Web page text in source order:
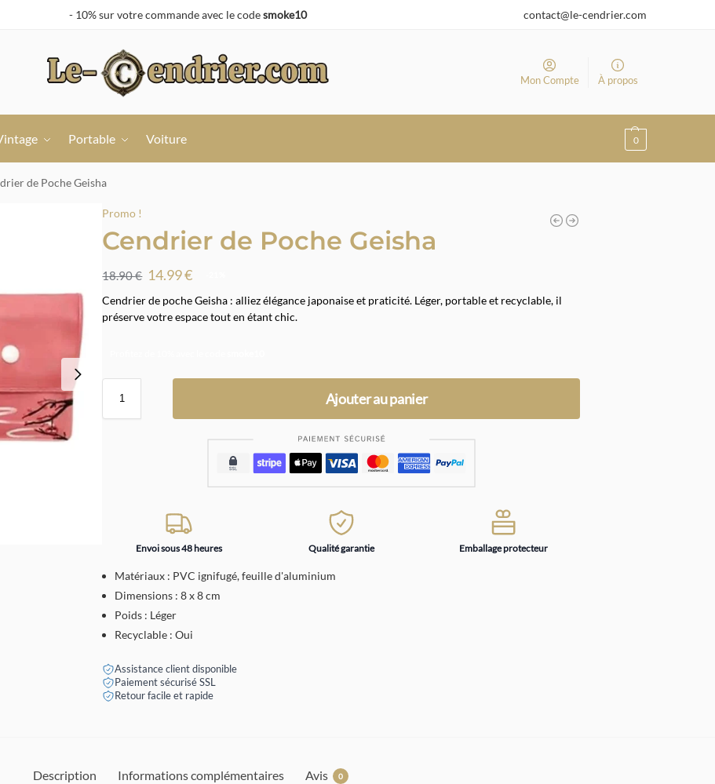
- 10% sur votre commande avec le codesmoke10 contact@le-cendrier.com
Mon Compte À propos
Portable Voiture 0
de Poche Geisha
Promo !
Cendrier de Poche Geisha
18.90€ 14.99€
Cendrier de poche Geisha : alliez élégance japonaise et praticité. Léger, portable et recyclable, il
préserve votre espace tout en étant chic.
Ajouter au panier
Envoi sous 48 heures Qualité garantie Emballage protecteur
Matériaux : PVC ignifugé, feuille d'aluminium
Dimensions : 8 x 8 cm
Poids : Léger
Recyclable : Oui
Assistance client disponible
Paiement sécurisé SSL
Retour facile et rapide
Description Informations complémentaires Avis 0